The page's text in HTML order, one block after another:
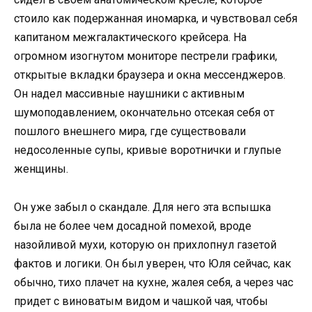
стоило как подержанная иномарка, и чувствовал себя
капитаном межгалактического крейсера. На
огромном изогнутом мониторе пестрели графики,
открытые вкладки браузера и окна мессенджеров.
Он надел массивные наушники с активным
шумоподавлением, окончательно отсекая себя от
пошлого внешнего мира, где существовали
недосоленные супы, кривые воротнички и глупые
женщины.
Он уже забыл о скандале. Для него эта вспышка
была не более чем досадной помехой, вроде
назойливой мухи, которую он прихлопнул газетой
фактов и логики. Он был уверен, что Юля сейчас, как
обычно, тихо плачет на кухне, жалея себя, а через час
придет с виноватым видом и чашкой чая, чтобы